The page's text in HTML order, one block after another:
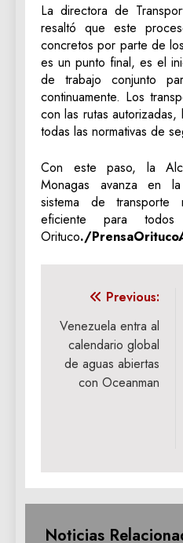
La directora de
resaltó que este
concretos por parte de
es un punto final, es el
de trabajo conjunto
continuamente. Los
con las rutas
todas las normativas de
Con este paso, la
Monagas avanza en
sistema de
eficiente para
Orituco./
Navegación
de
entradas
Previous:
Venezuela entra al
calendario global
de aguas abiertas
con Oceanman
Noticias